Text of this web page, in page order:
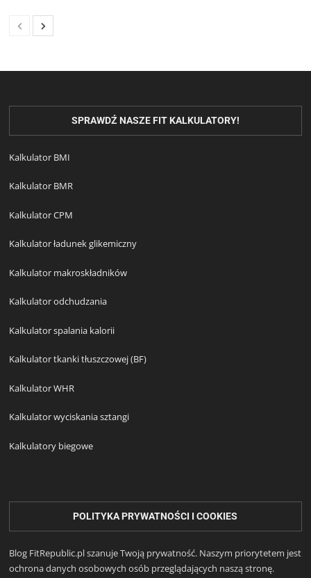
SPRAWDŹ NASZE FIT KALKULATORY!
Kalkulator BMI
Kalkulator BMR
Kalkulator CPM
Kalkulator ładunek glikemiczny
Kalkulator makroskładników
Kalkulator odchudzania
Kalkulator spalania kalorii
Kalkulator tkanki tłuszczowej (BF)
Kalkulator WHR
Kalkulator wyciskania sztangi
Kalkulatory biegowe
POLITYKA PRYWATNOŚCI I COOKIES
Blog FitRepublic.pl szanuje Twoją prywatność. Naszym priorytetem jest
ochrona danych osobowych osób przeglądających naszą stronę.